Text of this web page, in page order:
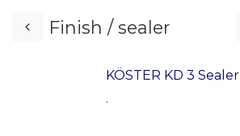
Finish / sealer
KÖSTER KD 3 Sealer
.